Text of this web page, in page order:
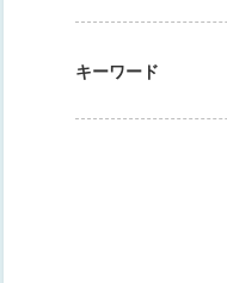
キーワード